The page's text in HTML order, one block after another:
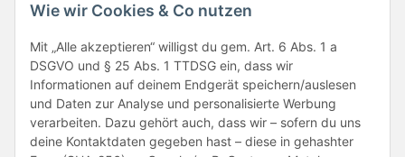
Wie wir Cookies & Co nutzen
Mit „Alle akzeptieren“ willigst du gem. Art. 6 Abs. 1 a
DSGVO und § 25 Abs. 1 TTDSG ein, dass wir
Informationen auf deinem Endgerät speichern/auslesen
und Daten zur Analyse und personalisierte Werbung
verarbeiten. Dazu gehört auch, dass wir – sofern du uns
deine Kontaktdaten gegeben hast – diese in gehashter
Folge uns